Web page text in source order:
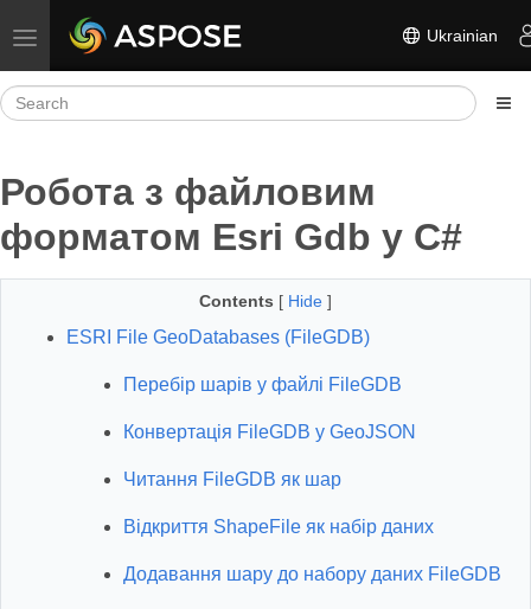
Toggle navigation Ukrainian
Робота з файловим
форматом Esri Gdb у C#
Contents [ Hide ]
ESRI File GeoDatabases (FileGDB)
Перебір шарів у файлі FileGDB
Конвертація FileGDB у GeoJSON
Читання FileGDB як шар
Відкриття ShapeFile як набір даних
Додавання шару до набору даних FileGDB